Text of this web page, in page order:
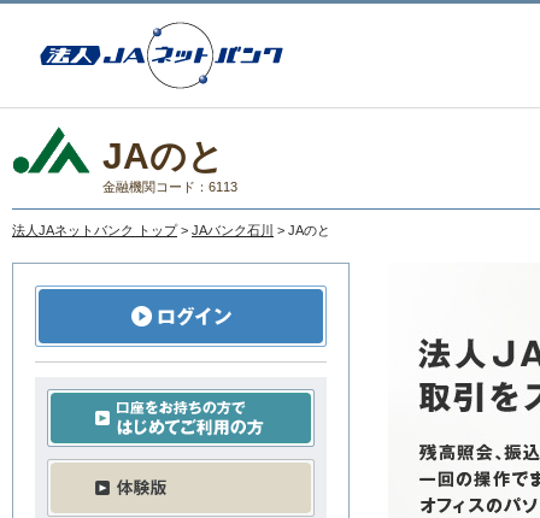
JAのと
金融機関コード：6113
法人JAネットバンク トップ > JAバンク石川 > JAのと